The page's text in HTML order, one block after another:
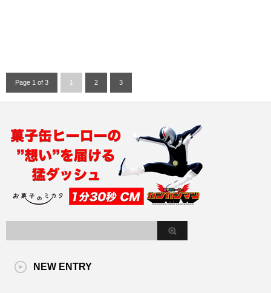
Page 1 of 3 1 2 3
NEW ENTRY